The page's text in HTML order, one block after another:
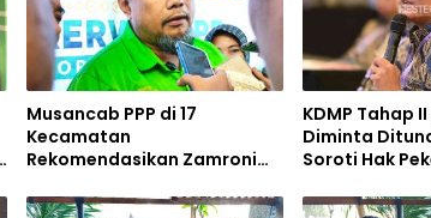
Musancab PPP di 17
Kecamatan
Rekomendasikan Zamroni
Bolango 2031
KDMP Tahap
Diminta
Soroti Hak